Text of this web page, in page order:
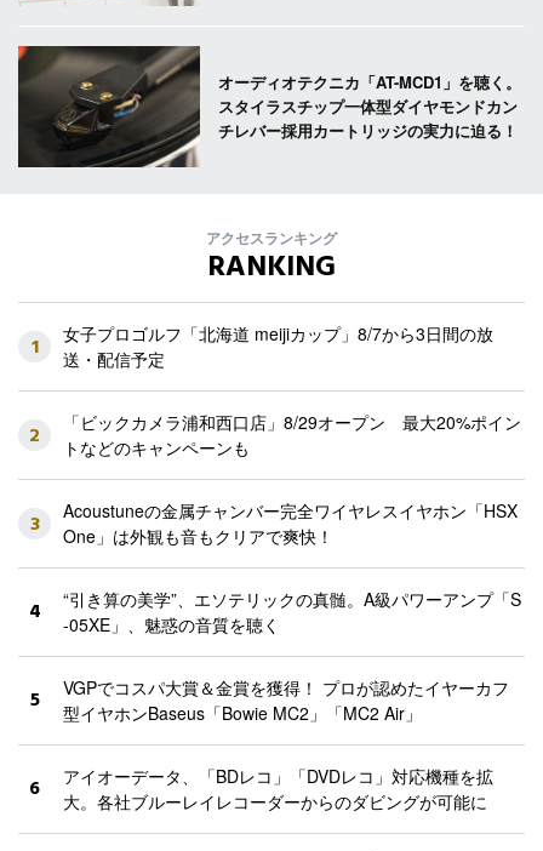
オーディオテクニカ「AT-MCD1」を聴く。
スタイラスチップ一体型ダイヤモンドカン
チレバー採用カートリッジの実力に迫る！
アクセスランキング
RANKING
1
女子プロゴルフ「北海道 meijiカップ」8/7から3日間の放
送・配信予定
2
「ビックカメラ浦和西口店」8/29オープン 最大20%ポイン
トなどのキャンペーンも
3
Acoustuneの金属チャンバー完全ワイヤレスイヤホン「HSX
One」は外観も音もクリアで爽快！
4
“引き算の美学”、エソテリックの真髄。A級パワーアンプ「S
-05XE」、魅惑の音質を聴く
5
VGPでコスパ大賞＆金賞を獲得！ プロが認めたイヤーカフ
型イヤホンBaseus「Bowie MC2」「MC2 Air」
6
アイオーデータ、「BDレコ」「DVDレコ」対応機種を拡
大。各社ブルーレイレコーダーからのダビングが可能に